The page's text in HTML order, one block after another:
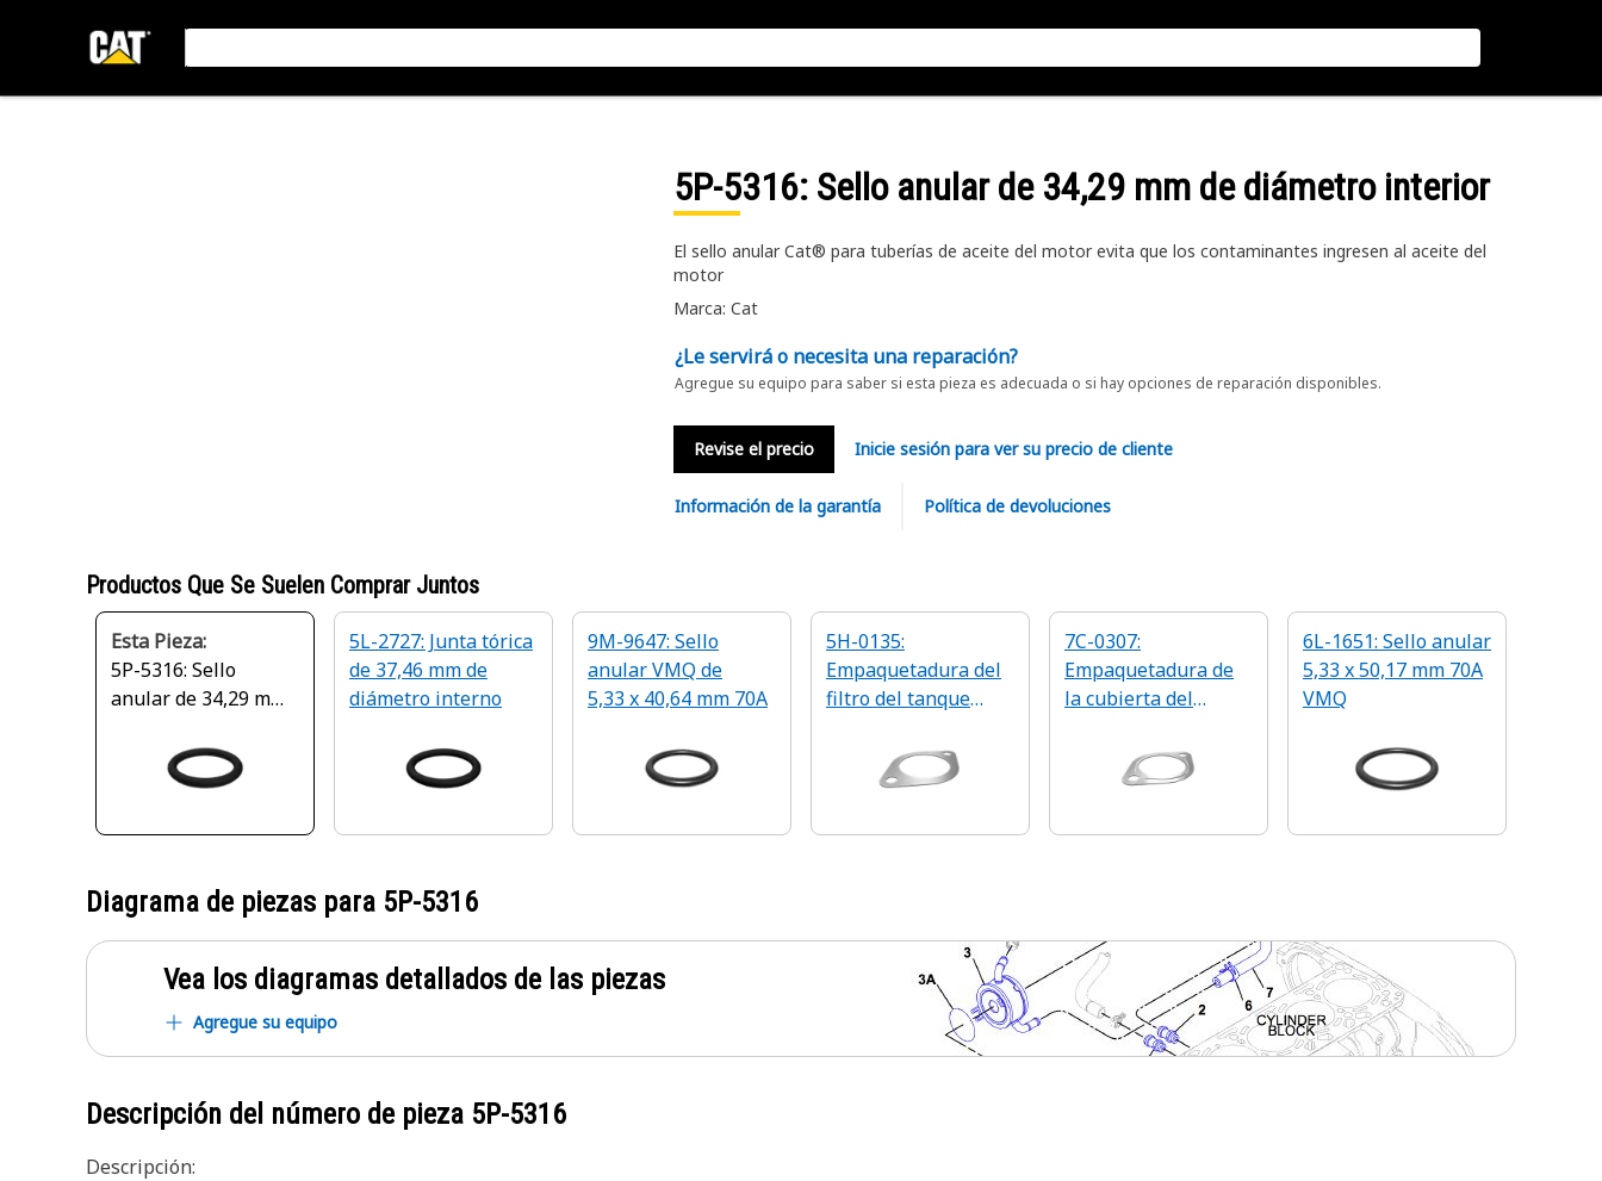
5P-5316: Sello anular de 34,29 mm de diámetro interior
El sello anular Cat® para tuberías de aceite del motor evita que los contaminantes ingresen al aceite del
motor
Marca: Cat
¿Le servirá o necesita una reparación?
Agregue su equipo para saber si esta pieza es adecuada o si hay opciones de reparación disponibles.
Revise el precio Inicie sesión para ver su precio de cliente
Información de la garantía Política de devoluciones
Productos Que Se Suelen Comprar Juntos
Esta Pieza:
5P-5316: Sello
anular de 34,29 mm
5L-2727: Junta tórica
de 37,46 mm de
diámetro interno
9M-9647: Sello
anular VMQ de
5,33 x 40,64 mm 70A
5H-0135:
Empaquetadura del
filtro del tanque
de grosor
7C-0307:
Empaquetadura de
la cubierta del
0,8 mm de grosor
6L-1651: Sello anular
5,33 x 50,17 mm 70A
VMQ
Diagrama de piezas para 5P-5316
Vea los diagramas detallados de las piezas
Agregue su equipo
Descripción del número de pieza 5P-5316
Descripción: